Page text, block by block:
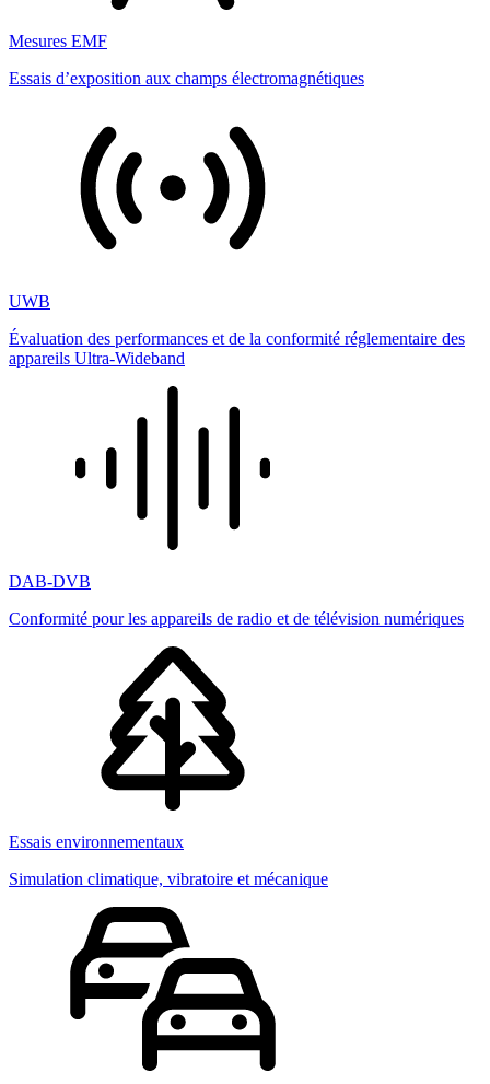
Mesures EMF
Essais d’exposition aux champs électromagnétiques
UWB
Évaluation des performances et de la conformité réglementaire des
appareils Ultra-Wideband
DAB-DVB
Conformité pour les appareils de radio et de télévision numériques
Essais environnementaux
Simulation climatique, vibratoire et mécanique